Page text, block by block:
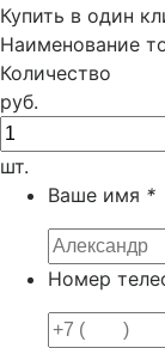
Купить в один
Наименование
Количество
руб.
шт.
Ваше имя *
Номер